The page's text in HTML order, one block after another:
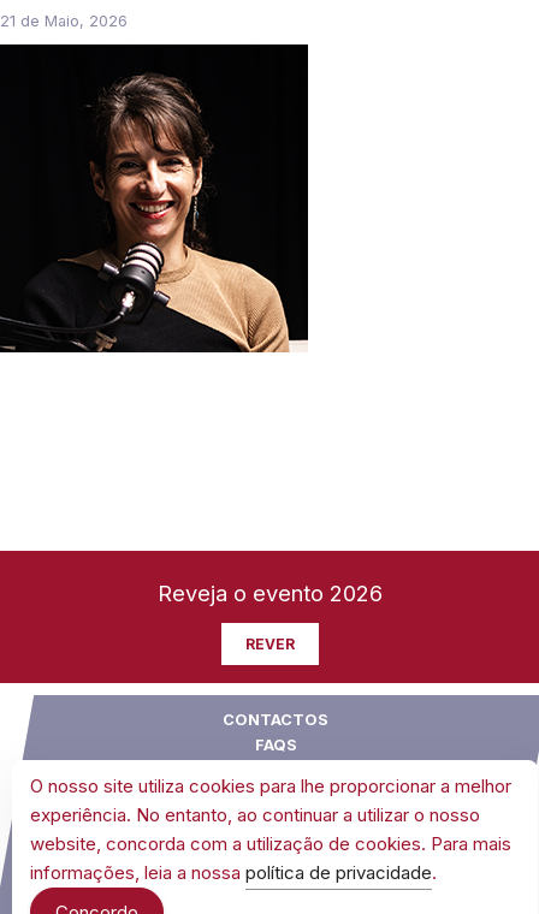
21 de Maio, 2026
Reveja o evento 2026
REVER
CONTACTOS
FAQS
CONDIÇÕES GERAIS DE VENDA
POLÍTICA DE COOKIES
POLÍTICA DE PRIVACIDADE
O nosso site utiliza cookies para lhe proporcionar a melhor
experiência. No entanto, ao continuar a utilizar o nosso
website, concorda com a utilização de cookies. Para mais
informações, leia a nossa política de privacidade.